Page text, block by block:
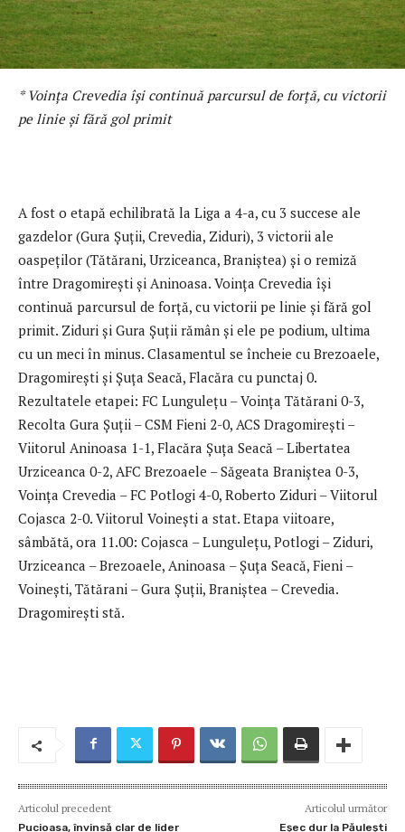
* Voința Crevedia își continuă parcursul de forță, cu victorii
pe linie și fără gol primit
A fost o etapă echilibrată la Liga a 4-a, cu 3 succese ale
gazdelor (Gura Șuții, Crevedia, Ziduri), 3 victorii ale
oaspeților (Tătărani, Urziceanca, Braniștea) și o remiză
între Dragomirești și Aninoasa. Voința Crevedia își
continuă parcursul de forță, cu victorii pe linie și fără gol
primit. Ziduri și Gura Șuții rămân și ele pe podium, ultima
cu un meci în minus. Clasamentul se încheie cu Brezoaele,
Dragomirești și Șuța Seacă, Flacăra cu punctaj 0.
Rezultatele etapei: FC Lungulețu – Voința Tătărani 0-3,
Recolta Gura Șuții – CSM Fieni 2-0, ACS Dragomirești –
Viitorul Aninoasa 1-1, Flacăra Șuța Seacă – Libertatea
Urziceanca 0-2, AFC Brezoaele – Săgeata Braniștea 0-3,
Voința Crevedia – FC Potlogi 4-0, Roberto Ziduri – Viitorul
Cojasca 2-0. Viitorul Voinești a stat. Etapa viitoare,
sâmbătă, ora 11.00: Cojasca – Lungulețu, Potlogi – Ziduri,
Urziceanca – Brezoaele, Aninoasa – Șuța Seacă, Fieni –
Voinești, Tătărani – Gura Șuții, Braniștea – Crevedia.
Dragomirești stă.
Articolul precedent
Pucioasa, învinsă clar de lider
Articolul următor
Eșec dur la Păulești